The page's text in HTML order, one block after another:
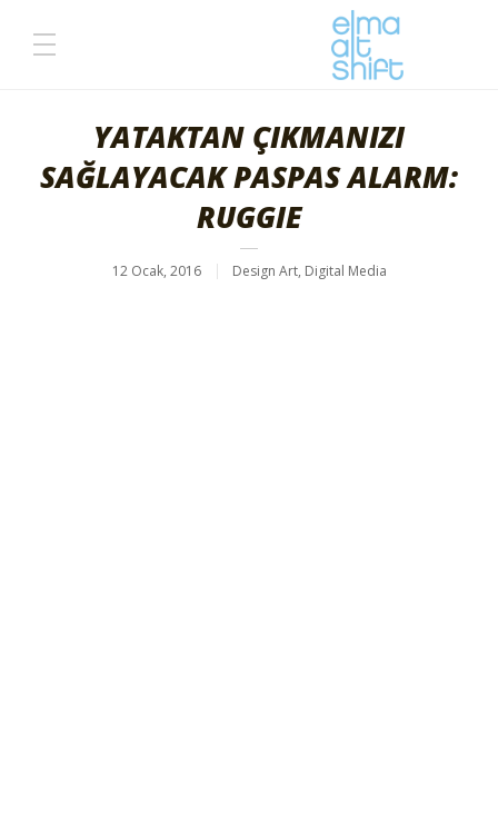
YATAKTAN ÇIKMANIZI
SAĞLAYACAK PASPAS ALARM:
RUGGIE
12 Ocak, 2016 Design Art, Digital Media